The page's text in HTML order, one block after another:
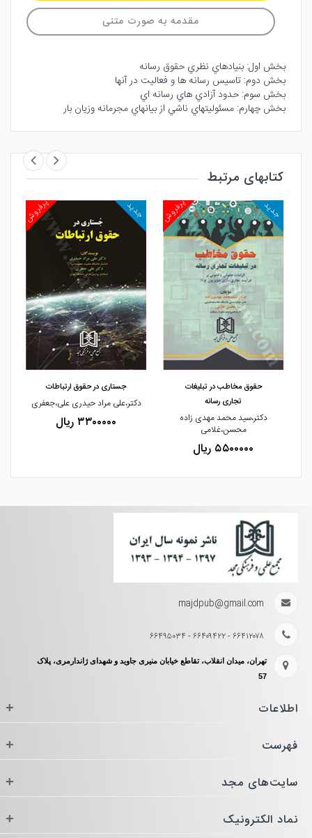
مقدمه به صورت متنی
بخش اول: بنيادهاي نظري حقوق رسانه
بخش دوم: تاسيس رسانه ها و فعاليت در آنها
بخش سوم: حدود آزادي هاي رسانه اي
بخش چهارم: مسئوليتهاي ناشي از بيانهاي مجرمانه وزيان بار
کتابهای مرتبط
مشاهده و خرید
پرفروش جدید
مشاهده و خرید
حقوق مخاطب در تبلیغات
تجاری رسانه
دکتر،سید محمد مهدی زاده
محسن،غلامی
۵۵۰۰۰۰۰ ریال
پرفروش جدید
جستاری در حقوق ارتباطات
دکتر،علی مراد حیدری علی،جعفری
۳۳۰۰۰۰۰ ریال
majdpub@gmail.com
۶۶۴۱۲۰۷۸ - ۶۶۴۰۹۴۲۲ - ۶۶۴۹۵۰۳۴
تهران، میدان انقلاب، تقاطع خیابان منیری جاوید و شهدای ژاندارمری، پلاک
57
اطلاعات +
فهرست +
سایت‌های مجد +
نماد الکترونیک +